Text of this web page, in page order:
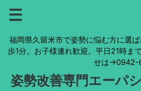
福岡県久留米市で姿勢に悩む方に選
歩1分。お子様連れ歓迎。平日21時ま
せは→0942-
姿勢改善専門エーパ